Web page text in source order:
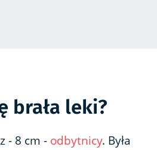
brała leki?
- 8 cm - odbytnicy. Była